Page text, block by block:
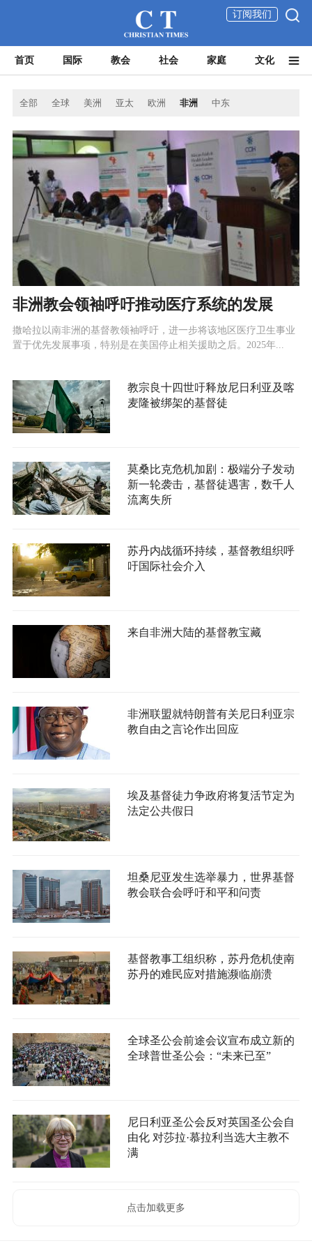
订阅我们
首页 国际 教会 社会 家庭 文化
全部 全球 美洲 亚太 欧洲 非洲 中东
非洲教会领袖呼吁推动医疗系统的发展
撒哈拉以南非洲的基督教领袖呼吁，进一步将该地区医疗卫生事业
置于优先发展事项，特别是在美国停止相关援助之后。2025年...
教宗良十四世吁释放尼日利亚及喀
麦隆被绑架的基督徒
莫桑比克危机加剧：极端分子发动
新一轮袭击，基督徒遇害，数千人
流离失所
苏丹内战循环持续，基督教组织呼
吁国际社会介入
来自非洲大陆的基督教宝藏
非洲联盟就特朗普有关尼日利亚宗
教自由之言论作出回应
埃及基督徒力争政府将复活节定为
法定公共假日
坦桑尼亚发生选举暴力，世界基督
教会联合会呼吁和平和问责
基督教事工组织称，苏丹危机使南
苏丹的难民应对措施濒临崩溃
全球圣公会前途会议宣布成立新的
全球普世圣公会：“未来已至”
尼日利亚圣公会反对英国圣公会自
由化 对莎拉·慕拉利当选大主教不
满
点击加载更多